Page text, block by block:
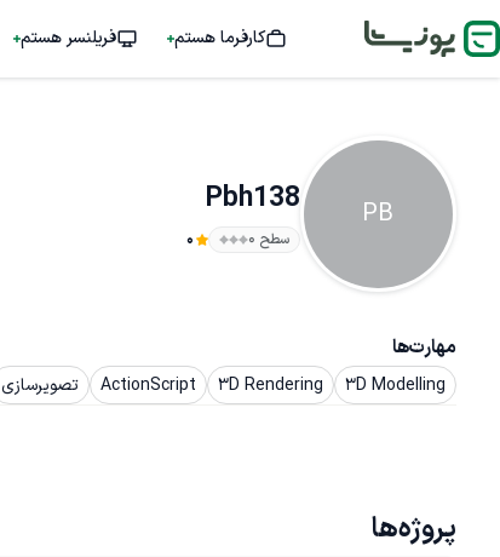
کارفرما هستم فریلنسر هستم
PB
Pbh138
سطح ۰ 0
مهارت‌ها
3D Modelling
3D Rendering
ActionScript تصویرسازی
پروژه‌ها